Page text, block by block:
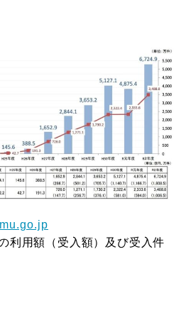
利用額（受入額）及び受入件